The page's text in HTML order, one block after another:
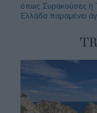
όπως Συρακούσες ή
Ελλάδα παραμένει